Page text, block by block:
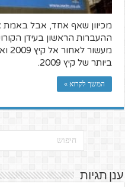
מכיוון שאף אחד, אבל באמת
ההעברות הראשון בעידן
ביותר של קיץ 2009.
המשך לקרוא »
ענן תגיות